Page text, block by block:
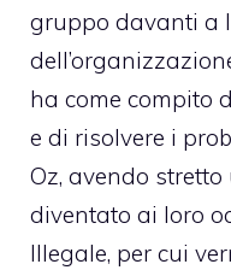
gruppo davanti a
ha come compito
e di risolvere i
Oz, avendo
diventato ai loro
Illegale, per cui